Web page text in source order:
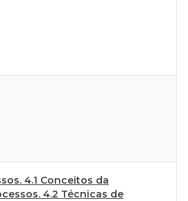
4.1 Conceitos da
4.2 Técnicas de